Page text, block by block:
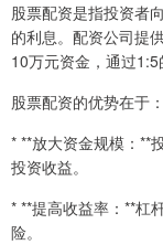
股票配资是指投资者
的利息。配资公司提
10万元资金，通过1:5
股票配资的优势在于：
* **放大资金规模：**
投资收益。
* **提高收益率：**杠
险。